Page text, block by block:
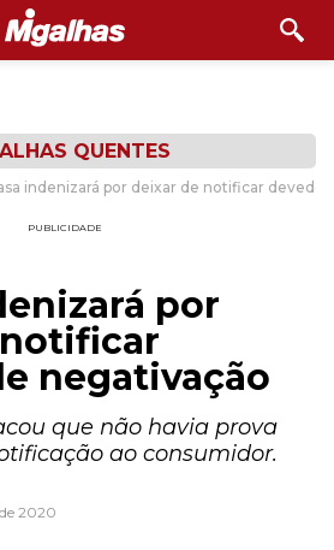
QUENTES
indenizará por deixar de notificar
PUBLICIDADE
por
negativação
que não havia prova
ao consumidor.
2020